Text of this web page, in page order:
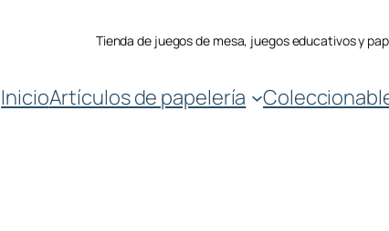
Tienda de juegos de mesa, juegos educativos y
InicioArtículos de papelería